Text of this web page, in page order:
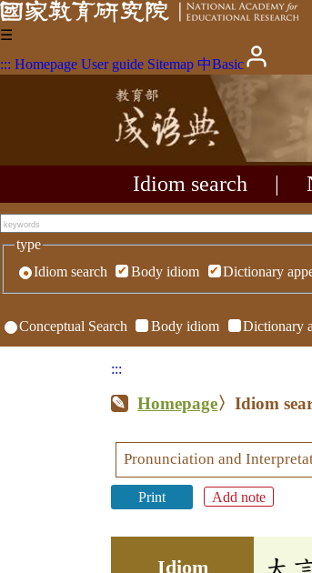
☰
::: Homepage User guide Sitemap 中Basic
Idiom search
type
Idiom search
Body idiom Dictionary
Conceptual Search Body idiom Dictionary
:::
Homepage〉Idiom
Pronunciation and
Print Add note
Idiom